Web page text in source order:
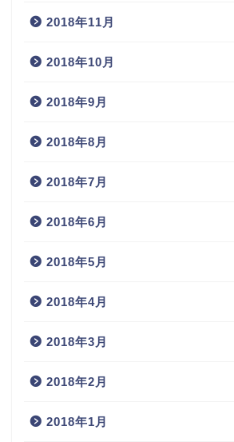
2018年11月
2018年10月
2018年9月
2018年8月
2018年7月
2018年6月
2018年5月
2018年4月
2018年3月
2018年2月
2018年1月